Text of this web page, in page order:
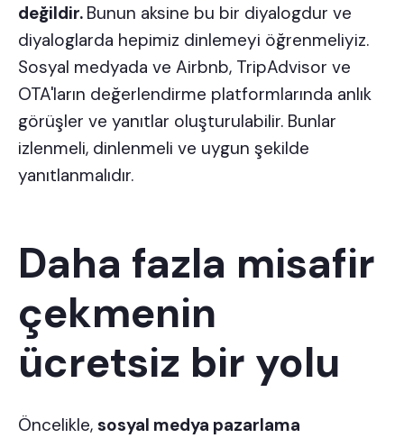
değildir. Bunun aksine bu bir diyalogdur ve
diyaloglarda hepimiz dinlemeyi öğrenmeliyiz.
Sosyal medyada ve Airbnb, TripAdvisor ve
OTA'ların değerlendirme platformlarında anlık
görüşler ve yanıtlar oluşturulabilir. Bunlar
izlenmeli, dinlenmeli ve uygun şekilde
yanıtlanmalıdır.
Daha fazla misafir
çekmenin
ücretsiz bir yolu
Öncelikle, sosyal medya pazarlama